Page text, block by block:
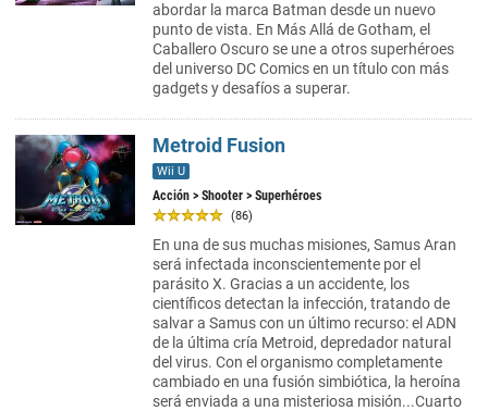
abordar la marca Batman desde un nuevo
punto de vista. En Más Allá de Gotham, el
Caballero Oscuro se une a otros superhéroes
del universo DC Comics en un título con más
gadgets y desafíos a superar.
Metroid Fusion
Wii U
Acción > Shooter > Superhéroes
(86)
En una de sus muchas misiones, Samus Aran
será infectada inconscientemente por el
parásito X. Gracias a un accidente, los
científicos detectan la infección, tratando de
salvar a Samus con un último recurso: el ADN
de la última cría Metroid, depredador natural
del virus. Con el organismo completamente
cambiado en una fusión simbiótica, la heroína
será enviada a una misteriosa misión...Cuarto